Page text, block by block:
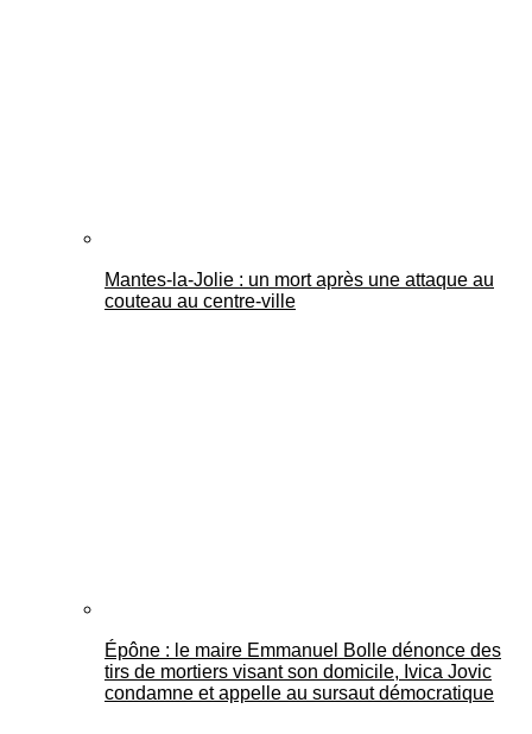
Mantes-la-Jolie : un mort après une attaque au
couteau au centre-ville
Épône : le maire Emmanuel Bolle dénonce des
tirs de mortiers visant son domicile, Ivica Jovic
condamne et appelle au sursaut démocratique